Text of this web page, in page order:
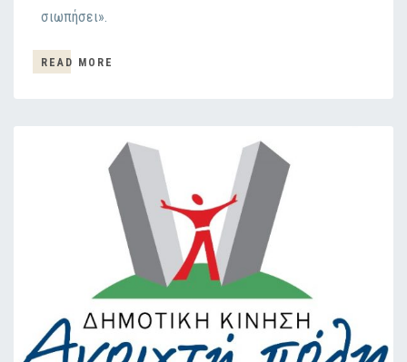
σιωπήσει».
READ MORE